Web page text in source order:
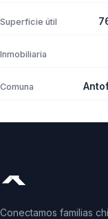
Superficie útil
Inmobiliaria
Comuna
Conectamos familias